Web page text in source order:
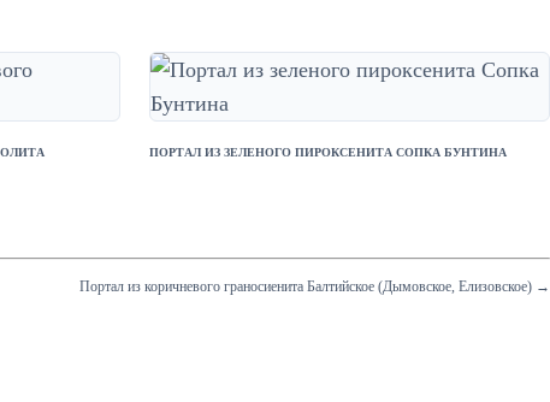
ПОРТАЛ ИЗ ЗЕЛЕНОГО ПИРОКСЕНИТА СОПКА БУНТИНА
Портал из коричневого граносиенита Балтийское (Дымовское, Елизовское) →